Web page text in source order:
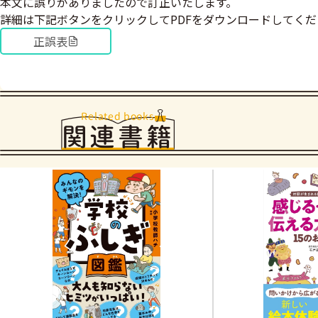
詳細は下記ボタンをクリックしてPDFをダウンロードしてく
正誤表
Related books
関連書籍